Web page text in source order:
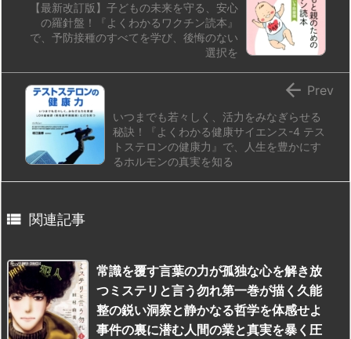
【最新改訂版】子どもの未来を守る、安心
の羅針盤！『よくわかるワクチン読本』
で、予防接種のすべてを学び、後悔のない
選択を
いつまでも若々しく、活力をみなぎらせる
秘訣！『よくわかる健康サイエンス-4 テス
トステロンの健康力』で、人生を豊かにす
るホルモンの真実を知る
 Prev
 関連記事
常識を覆す言葉の力が孤独な心を解き放
つミステリと言う勿れ第一巻が描く久能
整の鋭い洞察と静かなる哲学を体感せよ
事件の裏に潜む人間の業と真実を暴く圧